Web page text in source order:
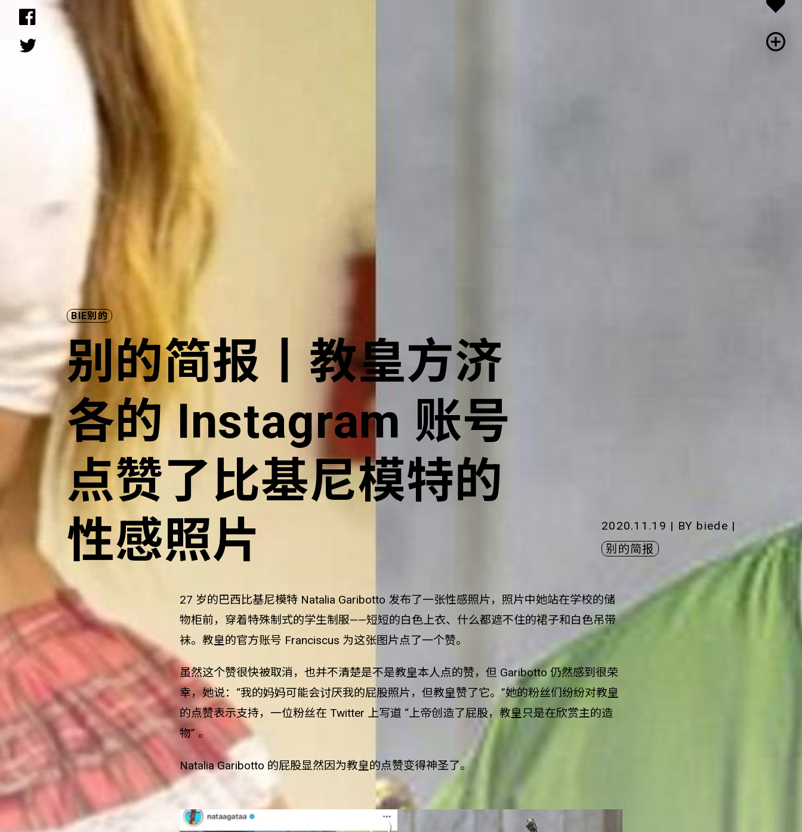
BIE别的
别的简报丨教皇方济
各的 Instagram 账号
点赞了比基尼模特的
性感照片
2020.11.19 | BY biede |
别的简报
27 岁的巴西比基尼模特 Natalia Garibotto 发布了一张性感照片，照片中她站在学校的储
物柜前，穿着特殊制式的学生制服——短短的白色上衣、什么都遮不住的裙子和白色吊带
袜。教皇的官方账号 Franciscus 为这张图片点了一个赞。
虽然这个赞很快被取消，也并不清楚是不是教皇本人点的赞，但 Garibotto 仍然感到很荣
幸，她说：“我的妈妈可能会讨厌我的屁股照片，但教皇赞了它。”她的粉丝们纷纷对教皇
的点赞表示支持，一位粉丝在 Twitter 上写道 “上帝创造了屁股，教皇只是在欣赏主的造
物” 。
Natalia Garibotto 的屁股显然因为教皇的点赞变得神圣了。